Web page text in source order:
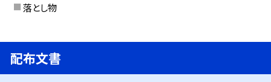
落とし物
配布文書